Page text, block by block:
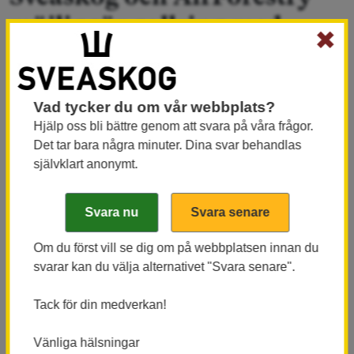
möjliggör gallring med
drönare
Sveaskogs och AirForestrys samarbete har lett till
flera viktiga milstolpar för skogsbruket. När det
första projektet, i vilket gallring sker med hjälp av
drönare, nu avslutas kan två träd i rad skördas i
fält utan att drönaren mellanlandar.
2021 inledde Sveaskog och AirForestry ett
samarbete med den gemensamma ambitionen att
skapa förutsättningar för minimalt CO2-avtryck vid
gallring och minskade körskador i skogen. En annan
motståndskraftiga mot stormar, insektsangrepp och
✖
Vad tycker du om vår webbplats?
Hjälp oss bli bättre genom att svara på våra frågor.
Det tar bara några minuter. Dina svar behandlas
självklart anonymt.
Om du först vill se dig om på webbplatsen innan du
svarar kan du välja alternativet "Svara senare".
Tack för din medverkan!
Vänliga hälsningar